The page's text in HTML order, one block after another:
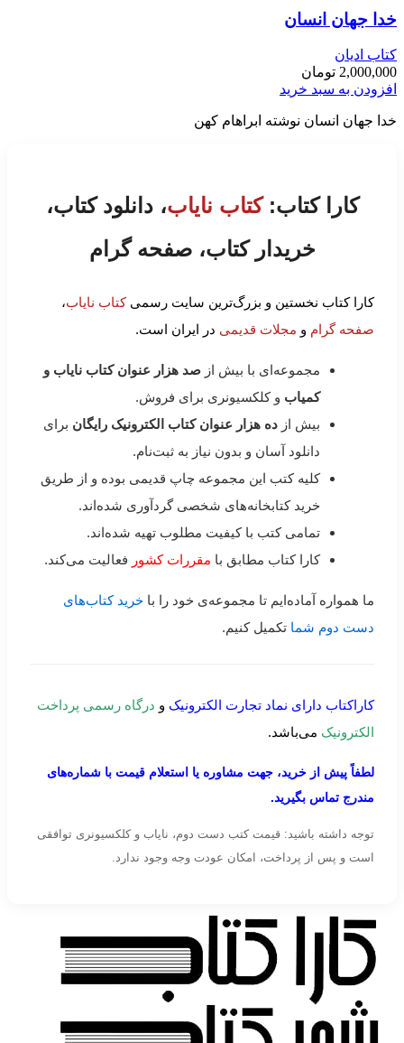
خدا جهان انسان
کتاب ادیان
2,000,000 تومان
افزودن به سبد خرید
خدا جهان انسان نوشته ابراهام کهن
کارا کتاب:کتاب نایاب، دانلود کتاب،
خریدار کتاب، صفحه گرام
کارا کتاب نخستین و بزرگ‌ترین سایت رسمیکتاب نایاب،
صفحه گرام و مجلات قدیمی در ایران است.
مجموعه‌ای با بیش از صد هزار عنوان کتاب نایاب و
کمیاب و کلکسیونری برای فروش.
بیش از ده هزار عنوان کتاب الکترونیک رایگان برای
دانلود آسان و بدون نیاز به ثبت‌نام.
کلیه کتب این مجموعه چاپ قدیمی بوده و از طریق
خرید کتابخانه‌های شخصی گردآوری شده‌اند.
تمامی کتب با کیفیت مطلوب تهیه شده‌اند.
کارا کتاب مطابق با مقررات کشور فعالیت می‌کند.
ما همواره آماده‌ایم تا مجموعه‌ی خود را با خرید کتاب‌های
دست دوم شما تکمیل کنیم.
کاراکتاب دارای نماد تجارت الکترونیک و درگاه رسمی پرداخت
الکترونیک می‌باشد.
لطفاً پیش از خرید، جهت مشاوره یا استعلام قیمت با شماره‌های
مندرج تماس بگیرید.
توجه داشته باشید: قیمت کتب دست دوم، نایاب و کلکسیونری توافقی
است و پس از پرداخت، امکان عودت وجه وجود ندارد.